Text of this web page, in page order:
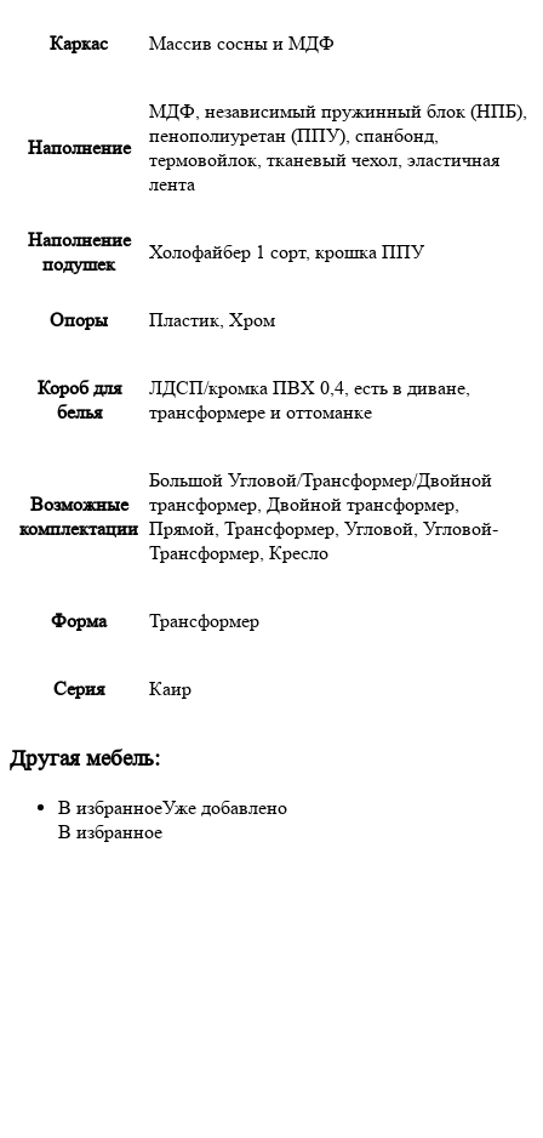
Каркас Массив сосны и МДФ
Наполнение
МДФ независимый пружинный блок (НПБ)
пенополиуретан (ППУ) спанбонд
термовойлок тканевый чехол эластичная
лента
Наполнение
подушек
Холофайбер 1 сорт, крошка ППУ
Опоры Пластик Хром
Короб для
белья
ЛДСП/кромка ПВХ 0,4, есть в диване,
трансформере и оттоманке
Возможные
комплектации
Большой Угловой/Трансформер/Двойной
трансформер, Двойной трансформер,
Прямой, Трансформер, Угловой, Угловой-
Трансформер, Кресло
Форма Трансформер
Серия Каир
Другая мебель:
В избранноеУже добавлено
В избранное